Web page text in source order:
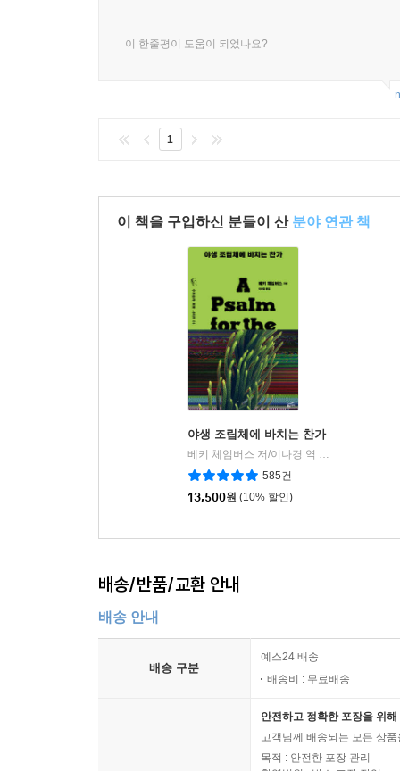
이 한줄평이 도움이 되었나요?
1
이 책을 구입하신 분들이 산 분야 연관 책
야생 조립체에 바치는 찬가
베키 체임버스 저/이나경 역 | 황금가지
585건
13,500원 (10% 할인)
배송/반품/교환 안내
배송 안내
배송 구분
예스24 배송
배송비 : 무료배송
안전하고 정확한 포장을 위
고객님께 배송되는 모든 상
목적 : 안전한 포장 관리